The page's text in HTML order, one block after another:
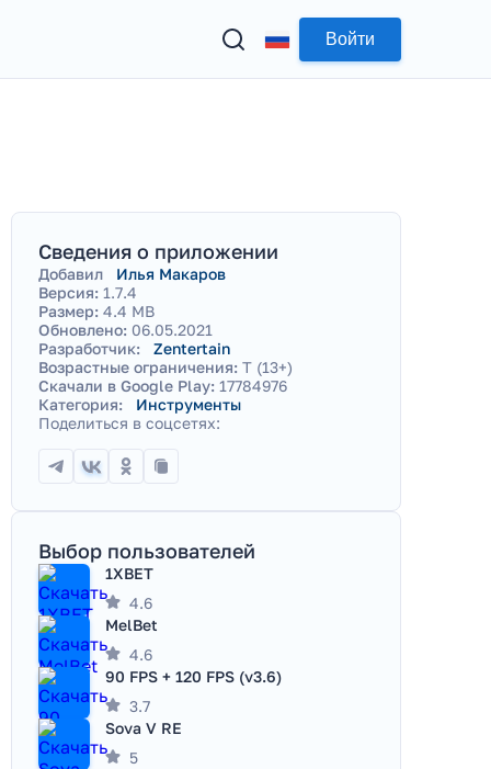
Войти
Сведения о приложении
Добавил
Илья Макаров
Версия: 1.7.4
Размер: 4.4 MB
Обновлено: 06.05.2021
Разработчик:
Zentertain
Возрастные ограничения: T (13+)
Скачали в Google Play: 17784976
Категория:
Инструменты
Поделиться в соцсетях:
Выбор пользователей
1XBET
4.6
MelBet
4.6
90 FPS + 120 FPS (v3.6)
3.7
Sova V RE
5